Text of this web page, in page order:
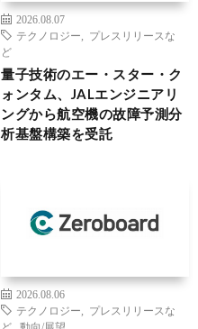
2026.08.07
テクノロジー
プレスリリースな
ど
量子技術のエー・スター・ク
ォンタム、JALエンジニアリ
ングから航空機の故障予測分
析基盤構築を受託
2026.08.06
テクノロジー
プレスリリースな
ど
動向/展望